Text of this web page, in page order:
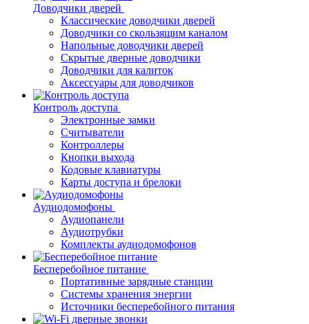
Доводчики дверей
Классические доводчики дверей
Доводчики со скользящим каналом
Напольные доводчики дверей
Скрытые дверные доводчики
Доводчики для калиток
Аксессуары для доводчиков
Контроль доступа
Электронные замки
Считыватели
Контроллеры
Кнопки выхода
Кодовые клавиатуры
Карты доступа и брелоки
Аудиодомофоны
Аудиопанели
Аудиотрубки
Комплекты аудиодомофонов
Бесперебойное питание
Портативные зарядные станции
Системы хранения энергии
Источники бесперебойного питания